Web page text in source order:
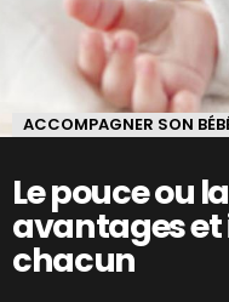
ACCOMPAGNER SON
Le pouce ou
avantages
chacun